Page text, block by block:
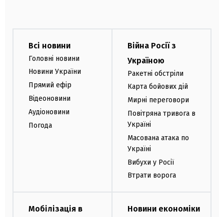
Всі новини
Головні новини
Новини України
Прямий ефір
Відеоновини
Аудіоновини
Погода
Війна Росії з
Україною
Ракетні обстріли
Карта бойових дій
Мирні переговори
Повітряна тривога в
Україні
Масована атака по
Україні
Вибухи у Росії
Втрати ворога
Мобілізація в
Новини економіки